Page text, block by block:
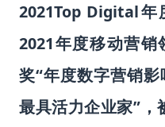
2021Top Digital
2021年度移动营
奖“年度数字营销
最具活力企业家”，